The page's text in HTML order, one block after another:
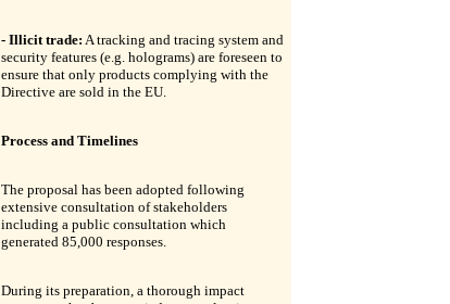
- Illicit trade: A tracking and tracing system and
security features (e.g. holograms) are foreseen to
ensure that only products complying with the
Directive are sold in the EU.
Process and Timelines
The proposal has been adopted following
extensive consultation of stakeholders
including a public consultation which
generated 85,000 responses.
During its preparation, a thorough impact